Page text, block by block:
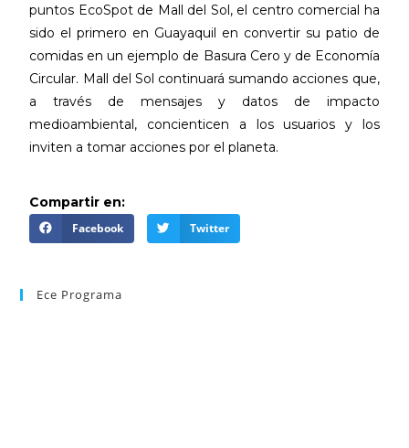
puntos EcoSpot de Mall del Sol, el centro comercial ha
sido el primero en Guayaquil en convertir su patio de
comidas en un ejemplo de Basura Cero y de Economía
Circular. Mall del Sol continuará sumando acciones que,
a través de mensajes y datos de impacto
medioambiental, concienticen a los usuarios y los
inviten a tomar acciones por el planeta.
Compartir en:
Facebook Twitter
Ece Programa